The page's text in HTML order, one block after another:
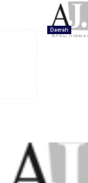
Daerah